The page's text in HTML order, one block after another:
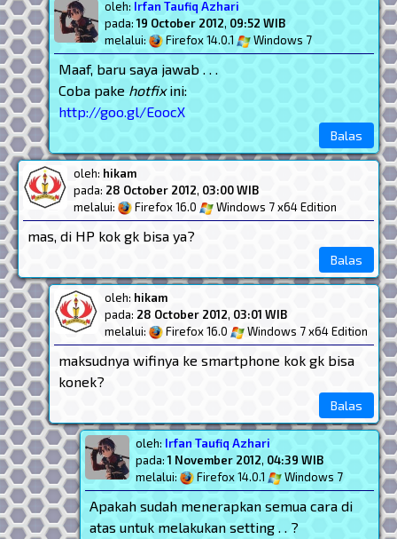
oleh: Irfan Taufiq Azhari
pada:19 October 2012, 09:52 WIB
melalui:
Firefox 14.0.1 Windows 7
Maaf, baru saya jawab . . .
Coba pake hotfixini:
http://goo.gl/EoocX
Balas
oleh: hikam
pada: 28 October 2012, 03:00 WIB
melalui:
Firefox 16.0 Windows 7 x64 Edition
mas, di HP kok gk bisa ya?
Balas
oleh: hikam
pada: 28 October 2012, 03:01 WIB
melalui:
Firefox 16.0 Windows 7 x64 Edition
maksudnya wifinya ke smartphone kok gk bisa
konek?
Balas
oleh: Irfan Taufiq Azhari
pada:1 November 2012, 04:39 WIB
melalui:
Firefox 14.0.1 Windows 7
Apakah sudah menerapkan semua cara di
atas untuk melakukan setting . . ?